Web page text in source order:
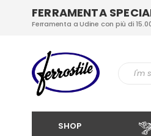
FERRAMENTA
Ferramenta a Udine con più di
SHOP